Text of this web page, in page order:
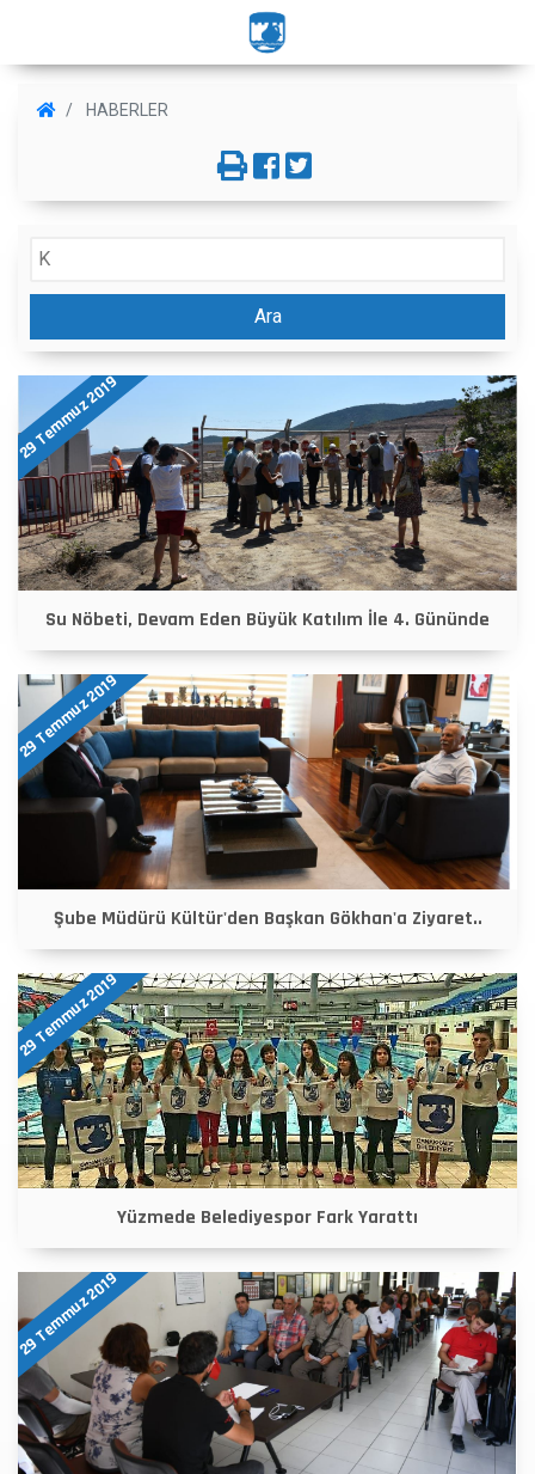
HABERLER
Ara
29 Temmuz 2019
Su Nöbeti, Devam Eden Büyük Katılım İle 4. Gününde
29 Temmuz 2019
Şube Müdürü Kültür'den Başkan Gökhan'a Ziyaret..
29 Temmuz 2019
Yüzmede Belediyespor Fark Yarattı
29 Temmuz 2019